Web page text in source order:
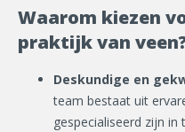
Waarom kiezen
praktijk van
Deskundige en
team bestaat uit
gespecialiseerd zijn in